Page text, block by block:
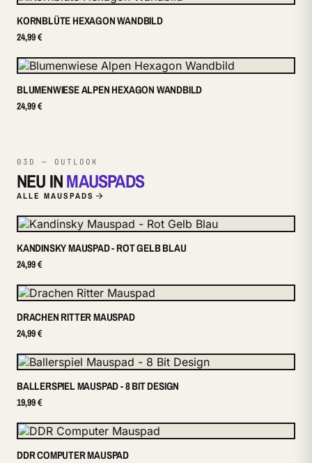
KORNBLÜTE HEXAGON WANDBILD
24,99 €
BLUMENWIESE ALPEN HEXAGON WANDBILD
24,99 €
03D — OUTLOOK
NEU INMAUSPADS
ALLE MAUSPADS
KANDINSKY MAUSPAD - ROT GELB BLAU
24,99 €
DRACHEN RITTER MAUSPAD
24,99 €
BALLERSPIEL MAUSPAD - 8 BIT DESIGN
19,99 €
DDR COMPUTER MAUSPAD